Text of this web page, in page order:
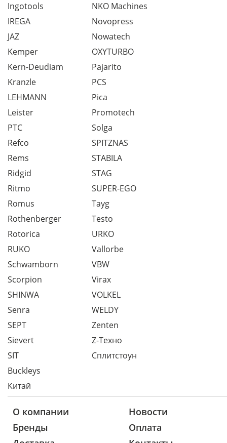
Ingotools
IREGA
JAZ
Kemper
Kern-Deudiam
Kranzle
LEHMANN
Leister
NKO Machines
Novopress
Nowatech
OXYTURBO
Pajarito
PCS
Pica
Promotech
PTC
Refco
Rems
Ridgid
Ritmo
Romus
Rothenberger
Rotorica
RUKO
Schwamborn
Scorpion
SHINWA
Senra
SEPT
Sievert
SIT
Solga
SPITZNAS
STABILA
STAG
SUPER-EGO
Tayg
Testo
URKO
Vallorbe
VBW
Virax
VOLKEL
WELDY
Zenten
Z-Техно
Сплитстоун
Buckleys
Китай
О компании
Новости
Бренды
Оплата